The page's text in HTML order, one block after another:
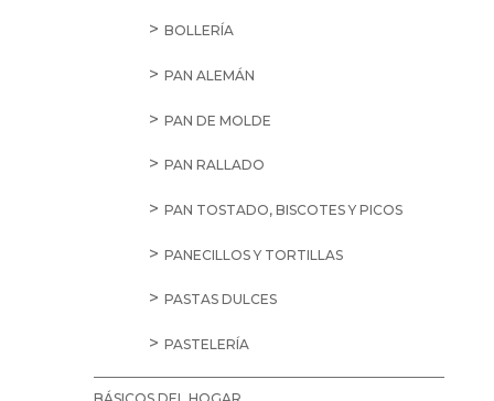
BOLLERÍA
PAN ALEMÁN
PAN DE MOLDE
PAN RALLADO
PAN TOSTADO, BISCOTES Y PICOS
PANECILLOS Y TORTILLAS
PASTAS DULCES
PASTELERÍA